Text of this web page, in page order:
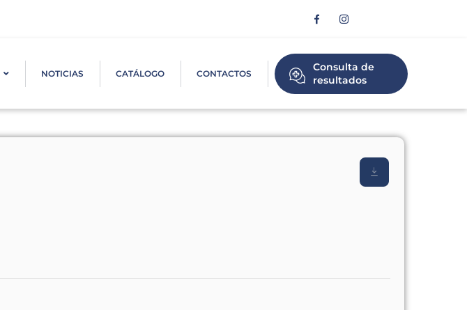
NOTICIAS CATÁLOGO CONTACTOS
Consulta de
resultados